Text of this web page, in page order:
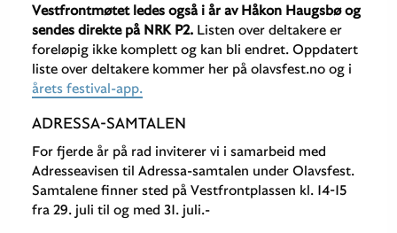
Vestfrontmøtet ledes også i år av Håkon Haugsbø og
sendes direkte på NRK P2. Listen over deltakere er
foreløpig ikke komplett og kan bli endret. Oppdatert
liste over deltakere kommer her på olavsfest.no og i
årets festival-app.
ADRESSA-SAMTALEN
For fjerde år på rad inviterer vi i samarbeid med
Adresseavisen til Adressa-samtalen under Olavsfest.
Samtalene finner sted på Vestfrontplassen kl. 14-15
fra 29. juli til og med 31. juli.-